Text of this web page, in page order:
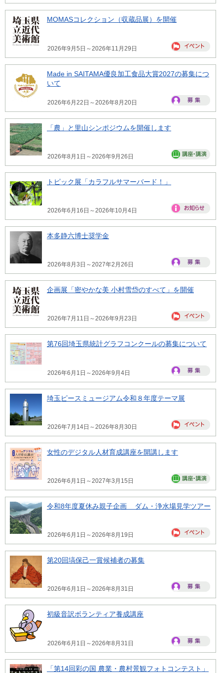
MOMASコレクション（収蔵品展）を開催
2026年9月5日～2026年11月29日
Made in SAITAMA優良加工食品大賞2027の募集につ
いて
2026年6月22日～2026年8月20日
「農」と里山シンポジウムを開催します
2026年8月1日～2026年9月26日
トピック展「カラフルサマーバード！」
2026年6月16日～2026年10月4日
本多静六博士奨学金
2026年8月3日～2027年2月26日
企画展「密やかな美 小村雪岱のすべて」を開催
2026年7月11日～2026年9月23日
第76回埼玉県統計グラフコンクールの募集について
2026年6月1日～2026年9月4日
埼玉ピースミュージアム令和８年度テーマ展
2026年7月14日～2026年8月30日
女性のデジタル人材育成講座を開講します
2026年6月1日～2027年3月15日
令和8年度夏休み親子企画 ダム・浄水場見学ツアー
2026年6月1日～2026年8月19日
第20回塙保己一賞候補者の募集
2026年6月1日～2026年8月31日
初級音訳ボランティア養成講座
2026年6月1日～2026年8月31日
「第14回彩の国 農業・農村景観フォトコンテスト」